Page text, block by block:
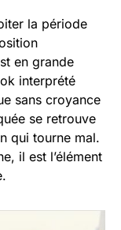
la période
en grande
interprété
sans croyance
se retrouve
qui tourne mal.
il est l’élément